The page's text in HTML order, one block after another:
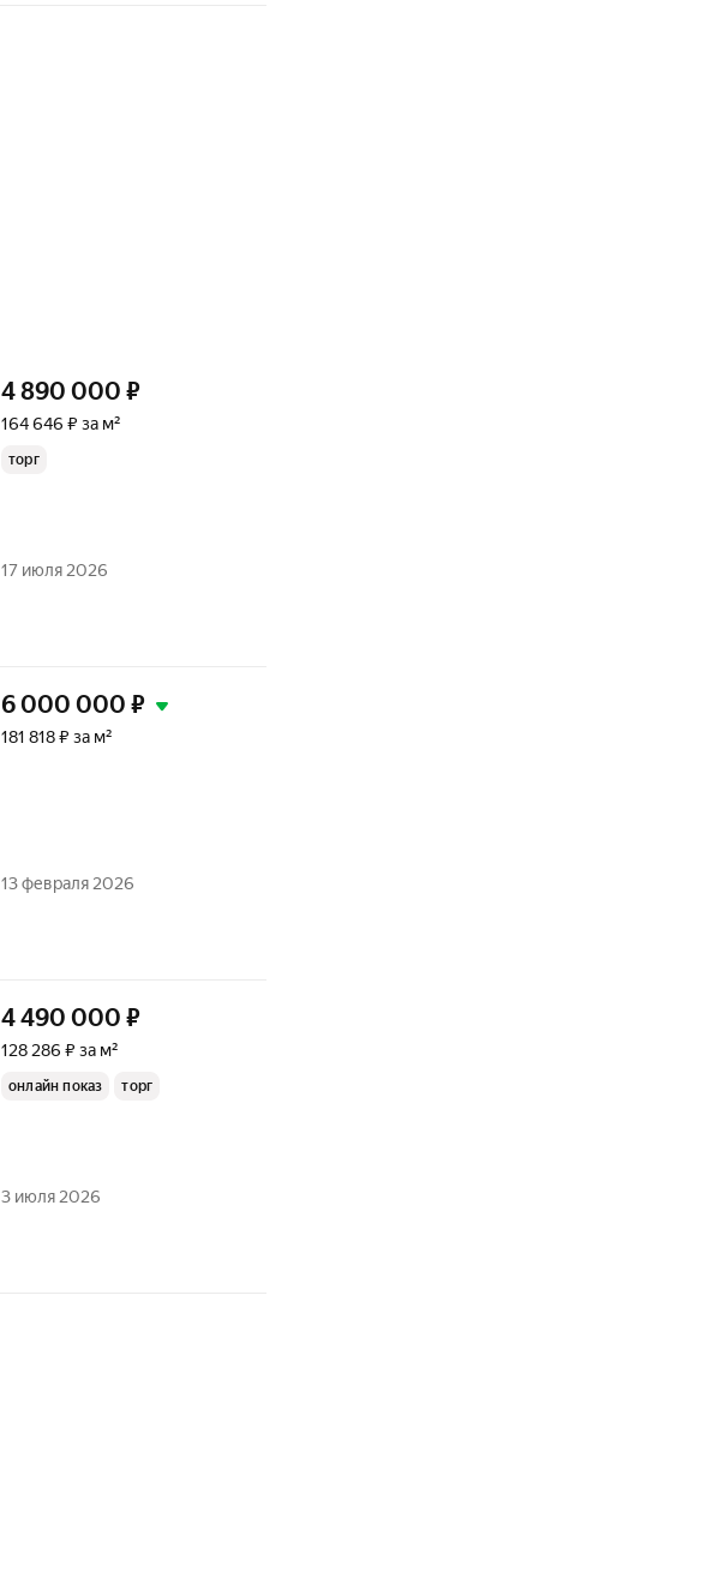
4 890 000 ₽
164 646 ₽ за м²
торг
17 июля 2026
6 000 000 ₽
181 818 ₽ за м²
13 февраля 2026
4 490 000 ₽
128 286 ₽ за м²
онлайн показ торг
3 июля 2026